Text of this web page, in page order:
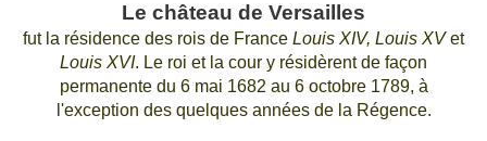
Le château de Versailles
fut la résidence des rois de France Louis XIV, Louis XVet
Louis XVI. Le roi et la cour y résidèrent de façon
permanente du 6 mai 1682 au 6 octobre 1789, à
l'exception des quelques années de la Régence.